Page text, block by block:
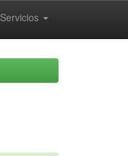
Servicios